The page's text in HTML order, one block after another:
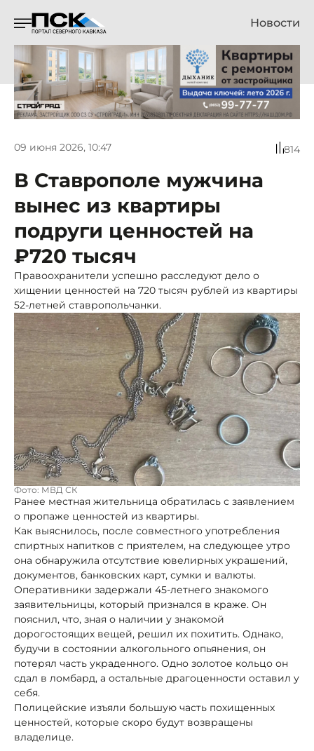
Новости
09 июня 2026, 10:47 814
В Ставрополе мужчина
вынес из квартиры
подруги ценностей на
₽720 тысяч
Правоохранители успешно расследуют дело о
хищении ценностей на 720 тысяч рублей из квартиры
52-летней ставропольчанки.
Фото: МВД СК
Ранее местная жительница обратилась с заявлением
о пропаже ценностей из квартиры.
Как выяснилось, после совместного употребления
спиртных напитков с приятелем, на следующее утро
она обнаружила отсутствие ювелирных украшений,
документов, банковских карт, сумки и валюты.
Оперативники задержали 45-летнего знакомого
заявительницы, который признался в краже. Он
пояснил, что, зная о наличии у знакомой
дорогостоящих вещей, решил их похитить. Однако,
будучи в состоянии алкогольного опьянения, он
потерял часть украденного. Одно золотое кольцо он
сдал в ломбард, а остальные драгоценности оставил у
себя.
Полицейские изъяли большую часть похищенных
ценностей, которые скоро будут возвращены
владелице.